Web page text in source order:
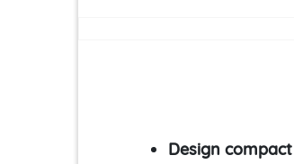
Design compact